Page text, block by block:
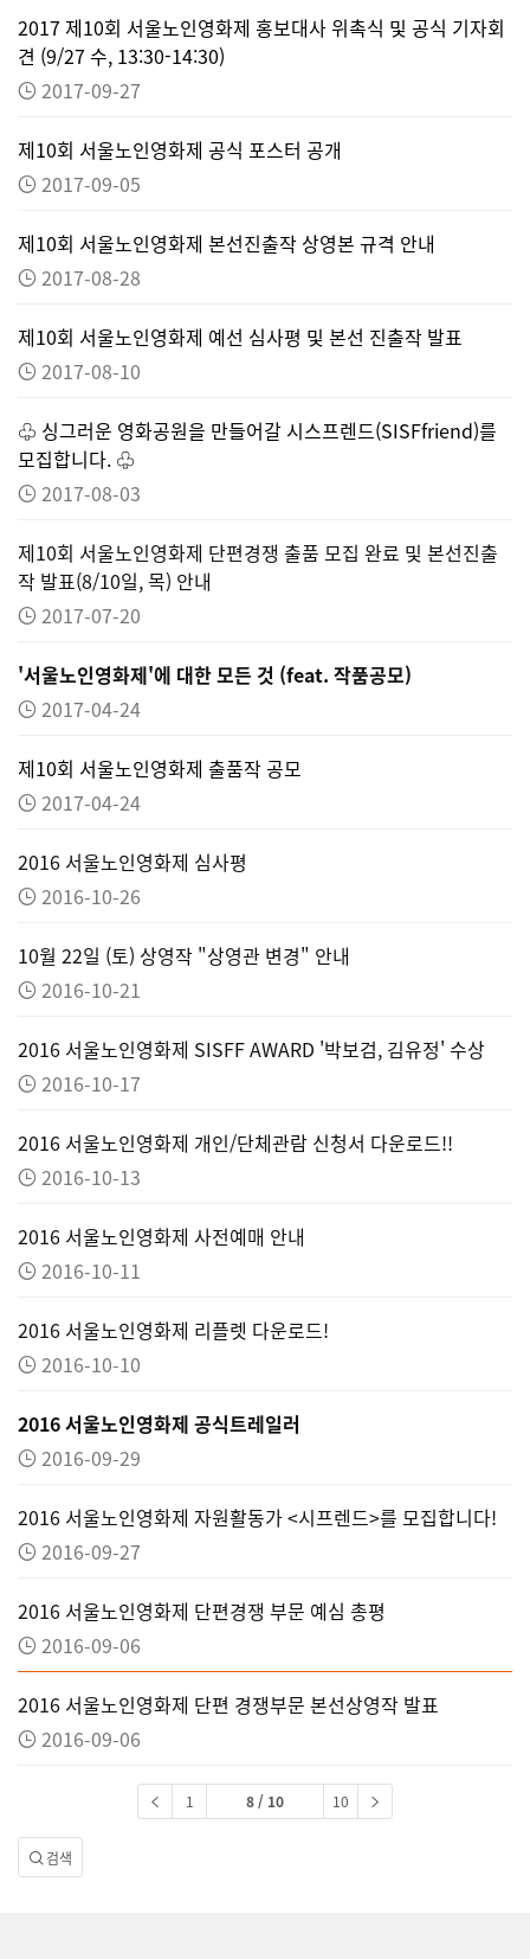
2017 제10회 서울노인영화제 홍보대사 위촉식 및 공식 기자회
견 (9/27 수, 13:30-14:30)
2017-09-27
제10회 서울노인영화제 공식 포스터 공개
2017-09-05
제10회 서울노인영화제 본선진출작 상영본 규격 안내
2017-08-28
제10회 서울노인영화제 예선 심사평 및 본선 진출작 발표
2017-08-10
♧ 싱그러운 영화공원을 만들어갈 시스프렌드(SISFfriend)를
모집합니다. ♧
2017-08-03
제10회 서울노인영화제 단편경쟁 출품 모집 완료 및 본선진출
작 발표(8/10일, 목) 안내
2017-07-20
'서울노인영화제'에 대한 모든 것 (feat. 작품공모)
2017-04-24
제10회 서울노인영화제 출품작 공모
2017-04-24
2016 서울노인영화제 심사평
2016-10-26
10월 22일 (토) 상영작 "상영관 변경" 안내
2016-10-21
2016 서울노인영화제 SISFF AWARD '박보검, 김유정' 수상
2016-10-17
2016 서울노인영화제 개인/단체관람 신청서 다운로드!!
2016-10-13
2016 서울노인영화제 사전예매 안내
2016-10-11
2016 서울노인영화제 리플렛 다운로드!
2016-10-10
2016 서울노인영화제 공식트레일러
2016-09-29
2016 서울노인영화제 자원활동가 <시프렌드>를 모집합니다!
2016-09-27
2016 서울노인영화제 단편경쟁 부문 예심 총평
2016-09-06
2016 서울노인영화제 단편 경쟁부문 본선상영작 발표
2016-09-06
1 8 / 10 10
검색